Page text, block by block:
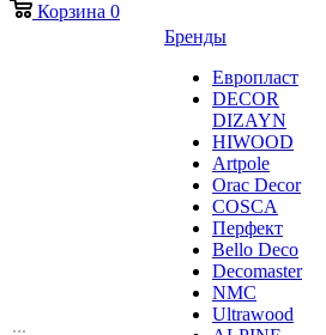
Корзина 0
Бренды
Европласт
DECOR
DIZAYN
HIWOOD
Artpole
Orac Decor
COSCA
Перфект
Bello Deco
Decomaster
NMС
Ultrawood